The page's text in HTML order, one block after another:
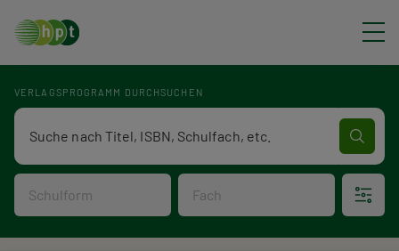
VERLAGSPROGRAMM DURCHSUCHEN
Schulform Fach
Verlagsprogramm Volltextsuche